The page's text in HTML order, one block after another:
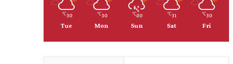
30
℃
Fri
31
℃
Sat
30
℃
Sun
30
℃
Mon
30
℃
Tue